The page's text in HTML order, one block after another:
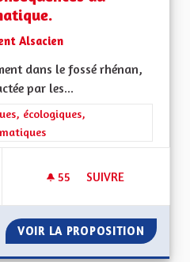
Alsacien
dans le fossé rhénan,
par les...
: Les transitions
écologiques,
55 55 ABONNÉS
SUIVRE
VOIR LA PROPOSITION